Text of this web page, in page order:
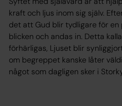
kraft och ljus inom sig själv.
det att Gud blir tydligare för en
blicken och andas in. Detta
förhärligas, Ljuset blir
om begreppet kanske låter
något som dagligen sker i